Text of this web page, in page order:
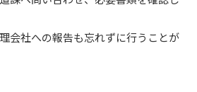
会社への報告も忘れずに行うことが